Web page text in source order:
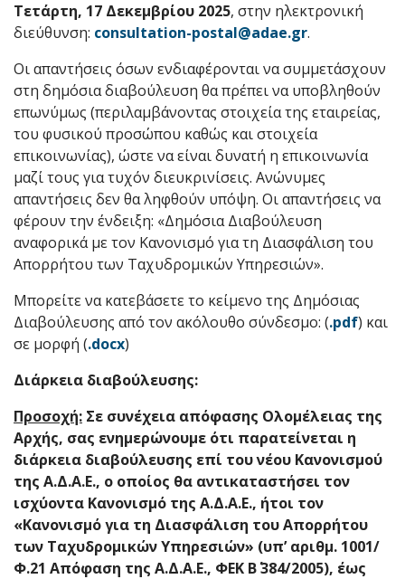
Τετάρτη, 17 Δεκεμβρίου 2025, στην ηλεκτρονική
διεύθυνση: consultation-postal@adae.gr.
Οι απαντήσεις όσων ενδιαφέρονται να συμμετάσχουν
στη δημόσια διαβούλευση θα πρέπει να υποβληθούν
επωνύμως (περιλαμβάνοντας στοιχεία της εταιρείας,
του φυσικού προσώπου καθώς και στοιχεία
επικοινωνίας), ώστε να είναι δυνατή η επικοινωνία
μαζί τους για τυχόν διευκρινίσεις. Ανώνυμες
απαντήσεις δεν θα ληφθούν υπόψη. Οι απαντήσεις να
φέρουν την ένδειξη: «Δημόσια Διαβούλευση
αναφορικά με τον Κανονισμό για τη Διασφάλιση του
Απορρήτου των Ταχυδρομικών Υπηρεσιών».
Μπορείτε να κατεβάσετε το κείμενο της Δημόσιας
Διαβούλευσης από τον ακόλουθο σύνδεσμο: (.pdf) και
σε μορφή (.docx)
Διάρκεια διαβούλευσης:
Προσοχή: Σε συνέχεια απόφασης Ολομέλειας της
Αρχής, σας ενημερώνουμε ότι παρατείνεται η
διάρκεια διαβούλευσης επί του νέου Κανονισμού
της Α.Δ.Α.Ε., ο οποίος θα αντικαταστήσει τον
ισχύοντα Κανονισμό της Α.Δ.Α.Ε., ήτοι τον
«Κανονισμό για τη Διασφάλιση του Απορρήτου
των Ταχυδρομικών Υπηρεσιών» (υπ’ αριθμ. 1001/
Φ.21 Απόφαση της Α.Δ.Α.Ε., ΦΕΚ Β΄ 384/2005), έως